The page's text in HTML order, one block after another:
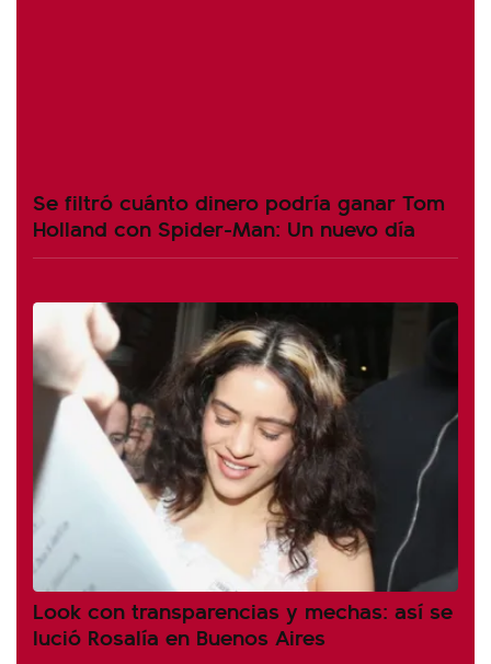
Se filtró cuánto dinero podría ganar Tom
Holland con Spider-Man: Un nuevo día
Look con transparencias y mechas: así se
lució Rosalía en Buenos Aires